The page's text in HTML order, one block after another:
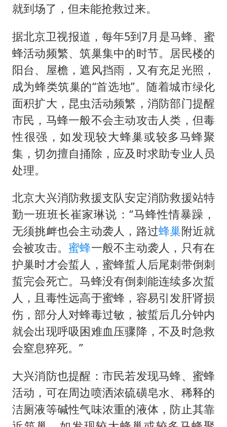
就到场了，但未能抢救过来。
据北京卫视报道，每年5到7月是马蜂、蜜
蜂活动频繁、筑巢集中的时节。居民楼的
阳台、屋檐，遮风挡雨，又有充足光照，
成为蜂类筑巢的“首选地”。随着城市绿化
面积扩大，昆虫活动频繁，消防部门提醒
市民，马蜂一般不会主动攻击人类，但毒
性很强，如发现较大蜂巢或较多马蜂聚
集，切勿擅自捅除，应及时求助专业人员
处理。
北京大兴消防救援支队安定消防救援站特
勤一班班长崔家琳说：“马蜂性情暴躁，
无须挑衅也会主动袭人，路过蜂巢附近就
会被攻击。蜜蜂一般不主动袭人，只有在
护巢时才会蜇人，蜜蜂蜇人后尾刺带倒刺
蜇完会死亡。马蜂没有倒刺能连续多次蜇
人，且毒性远高于蜜蜂，容易引发肝肾损
伤，部分人对蜂毒过敏，被蜇后几分钟内
就会出现呼吸困难血压骤降，不及时急救
会窒息猝死。”
大兴消防也提醒：市民若发现马蜂、蜜蜂
活动，可在周边喷洒浓硫磺皂水、稀释的
洁厕液等碱性气味浓重的液体，防止其靠